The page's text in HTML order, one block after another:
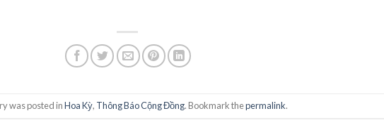
was posted in Hoa Kỳ, Thông Báo Cộng Đồng. Bookmark thepermalink.